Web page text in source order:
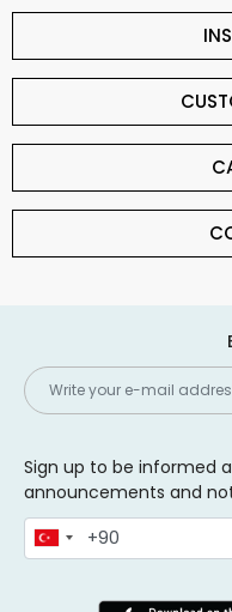
Sign up to be informed
announcements and